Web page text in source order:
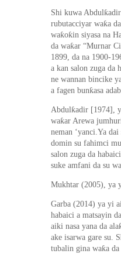
Shi kuwa Abdulƙ
rubutacciyar waƙa
waƙoƙin siyasa na
da waƙar “Murnar
1899, da na 1900-
a kan salon zuga da
ne wannan bincike
a fagen bunƙasa
Abdulƙadir [1974],
waƙar Arewa ju
neman ‘yanci.Ya dai
domin su fahimci
salon zuga da
suke amfani da su
Mukhtar (2005), ya
Garba (2014) ya yi
habaici a matsayin
aiki nasa yana da ala
ake isarwa gare su.
tubalin gina waƙa